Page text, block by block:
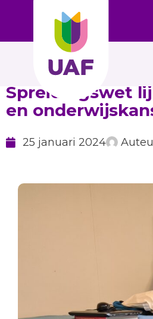
Spreidingswet
en
25 januari 2024